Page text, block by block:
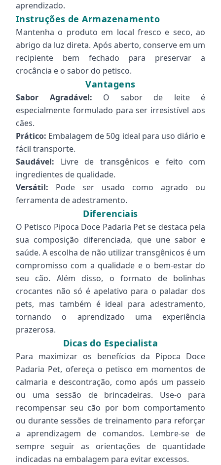
aprendizado.
Instruções de Armazenamento
Mantenha o produto em local fresco e seco, ao
abrigo da luz direta. Após aberto, conserve em um
recipiente bem fechado para preservar a
crocância e o sabor do petisco.
Vantagens
Sabor Agradável: O sabor de leite é
especialmente formulado para ser irresistível aos
cães.
Prático: Embalagem de 50g ideal para uso diário e
fácil transporte.
Saudável: Livre de transgênicos e feito com
ingredientes de qualidade.
Versátil: Pode ser usado como agrado ou
ferramenta de adestramento.
Diferenciais
O Petisco Pipoca Doce Padaria Pet se destaca pela
sua composição diferenciada, que une sabor e
saúde. A escolha de não utilizar transgênicos é um
compromisso com a qualidade e o bem-estar do
seu cão. Além disso, o formato de bolinhas
crocantes não só é apelativo para o paladar dos
pets, mas também é ideal para adestramento,
tornando o aprendizado uma experiência
prazerosa.
Dicas do Especialista
Para maximizar os benefícios da Pipoca Doce
Padaria Pet, ofereça o petisco em momentos de
calmaria e descontração, como após um passeio
ou uma sessão de brincadeiras. Use-o para
recompensar seu cão por bom comportamento
ou durante sessões de treinamento para reforçar
a aprendizagem de comandos. Lembre-se de
sempre seguir as orientações de quantidade
indicadas na embalagem para evitar excessos.